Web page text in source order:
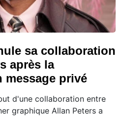
sa collaboration
après la
privé
d'une collaboration entre
graphique Allan Peters a